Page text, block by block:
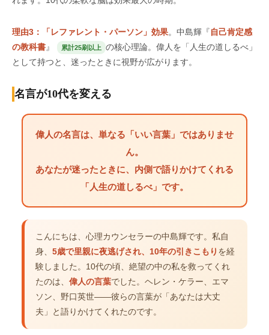
理由3：「レファレント・パーソン」効果。中島輝『自己肯定感
の教科書』 累計25刷以上
の核心理論。偉人を「人生の道しるべ」
として持つと、迷ったときに視野が広がります。
名言が10代を変える
偉人の名言は、単なる「いい言葉」ではありませ
ん。
あなたが迷ったときに、内側で語りかけてくれる
「人生の道しるべ」 です。
こんにちは、心理カウンセラーの中島輝です。私自
身、 5歳で里親に夜逃げされ、10年の引きこもり を経
験しました。10代の頃、絶望の中の私を救ってくれ
たのは、 偉人の言葉でした。ヘレン・ケラー、エマ
ソン、野口英世——彼らの言葉が「あなたは大丈
夫」と語りかけてくれたのです。